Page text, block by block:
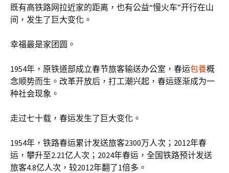
既有高铁路网拉近家的距离，也有公益“慢火车”开行在山
间，发生了巨大变化。
幸福最是家团圆。
1954年，原铁道部成立春节旅客输送办公室，春运包養概
念顺势而生。改革开放后，打工潮兴起，春运逐渐成为一
种社会现象。
走过七十载，春运发生了巨大变化。
1954年，铁路春运累计发送旅客2300万人次；2012年春
运，攀升至2.21亿人次；2024年春运，全国铁路预计发送
旅客4.8亿人次，较2012年翻了1倍多。